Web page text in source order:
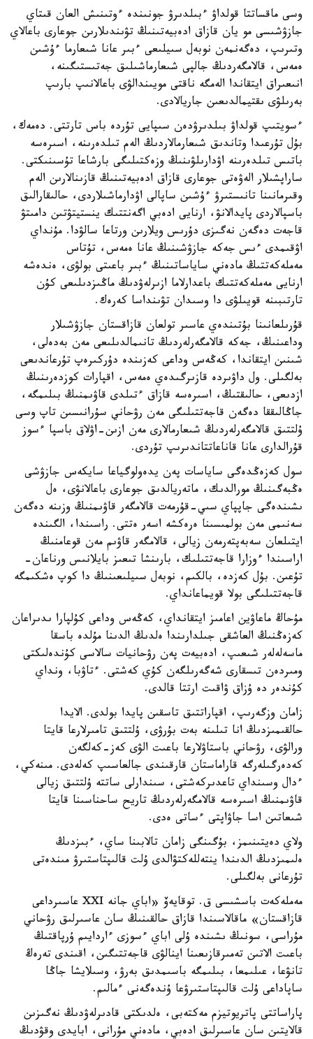
وسى ماقساتتا قولداۋ ءبىلدىرۋ جونىندە ءوتىنىش العان قىتاي
جازۋشىسى مو يان قازاق ادەبيەتىنىڭ تۋىندىلارىن جوعارى باعالاي
وتىرىپ، دەگەنمەن نوبەل سىيلىعى ءبىر عانا شىعارما ءۇشىن
ەمەس، قالامگەردىڭ جالپى شىعارماشىلىق جەتىستىگىنە،
انىعىراق ايتقاندا الەمگە ناقتى مويىندالۋى باعالانىپ بارىپ
بەرىلۋى ىقتيمالدىعىن جاريالادى.
ءسويتىپ قولداۋ بىلدىرۋدەن سىپايى تۇردە باس تارتتى. دەمەك،
بۇل تۇرعىدا وتاندىق شىعارمالاردىڭ الەم تىلدەرىنە، اسىرەسە
باتىس تىلدەرىنە اۋدارىلۋىنىڭ وزەكتىلىگى بارشاعا تۇسىنىكتى.
ساراپشىلار الەۋەتى جوعارى قازاق ادەبيەتىنىڭ قازىنالارىن الەم
وقىرمانىنا تانىستىرۋ ءۇشىن ساپالى اۋدارماشىلاردى، حالىقارالىق
باسپالاردى پايدالانۋ، ارنايى ادەبي اگەنتتىك ينستيتۋتىن دامىتۋ
قاجەت دەگەن نەگىزى دۇرىس ويلارىن ورتاعا سالۋدا. مۇنداي
اۋقىمدى ءىس جەكە جازۋشىنىڭ عانا ەمەس، تۇتاس
مەملەكەتتىڭ مادەني ساياساتىنىڭ ءبىر باعىتى بولۋى، ەندەشە
ارنايى مەملەكەتتىك باعدارلاما ازىرلەۋدىڭ ماڭىزدىلىعى كۇن
تارتىبىنە قويىلۋى دا وسىدان تۋىنداسا كەرەك.
قۇرىلعانىنا بۇتىندەي عاسىر تولعان قازاقستان جازۋشىلار
وداعىنىڭ، جەكە قالامگەرلەردىڭ تانىمالدىلىعى مەن بەدەلى،
شىنىن ايتقاندا، كەڭەس وداعى كەزىندە دۇركىرەپ تۇرعاندىعى
بەلگىلى. ول داۋىردە قازىرگىدەي ەمەس، اقپارات كوزدەرىنىڭ
ازدىعى، حالىقتىڭ، اسىرەسە قازاق ءتىلدى قاۋىمنىڭ بىلىمگە،
جاڭالىققا دەگەن قاجەتتىلىگى مەن رۋحاني سۇرانىسىن تاپ وسى
ۇلتتىق قالامگەرلەردىڭ شىعارمالارى مەن ازىن-اۋلاق باسپا ءسوز
قۇرالدارى عانا قاناعاتتاندىرىپ تۇردى.
سول كەزەڭدەگى ساياسات پەن يدەولوگياعا سايكەس جازۋشى
ەڭبەگىنىڭ مورالدىك، ماتەريالدىق جوعارى باعالانۋى، ەل
ىشىندەگى جاپپاي سىي-قۇرمەت قالامگەر قاۋىمنىڭ وزىنە دەگەن
سەنىمى مەن بولمىسىنا ەرەكشە اسەر ەتتى. راسىندا، الگىندە
ايتىلعان سەبەپتەرمەن زيالى، قالامگەر قاۋىم مەن قوعامنىڭ
اراسىندا ءوزارا قاجەتتىلىك، بارىنشا تىعىز بايلانىس ورناعان-
تۇعىن. بۇل كەزدە، بالكىم، نوبەل سىيلىعىنىڭ دا كوپ ەشكىمگە
قاجەتتىلىگى بولا قويماعانداي.
مۇحاڭ ماعاۋين اعامىز ايتقانداي، كەڭەس وداعى كۇلپارا ىدىراعان
كەزەڭنىڭ العاشقى جىلدارىندا ەلدىڭ الدىنا مۇلدە باسقا
ماسەلەلەر شىعىپ، ادەبيەت پەن رۋحانيات سالاسى كۇندەلىكتى
ومىردەن تىسقارى شەگەرىلگەن كۇي كەشتى. ءتاۋبا، ونداي
كۇندەر دە ۇزاق ۋاقىت ارتتا قالدى.
زامان وزگەرىپ، اقپاراتتىق تاسقىن پايدا بولدى. الايدا
حالقىمىزدىڭ انا تىلىنە بەت بۇرۋى، ۇلتتىق تامىرلارعا قايتا
ورالۋى، رۋحاني باستاۋلارعا باعىت الۋى كەز-كەلگەن
كەدەرگىلەرگە قاراماستان قارقىندى جالعاسىپ كەلەدى. مىنەكي،
ءدال وسىنداي تاعدىركەشتى، سىندارلى ساتتە ۇلتتىق زيالى
قاۋىمنىڭ اسىرەسە قالامگەرلەردىڭ تاريح ساحناسىنا قايتا
شىعاتىن اسا جاۋاپتى ءساتى ەدى.
ولاي دەيتىنىمز، بۇگىنگى زامان تالابىنا ساي، ءبىزدىڭ
ەلىمىزدىڭ الدىندا ينتەللەكتۋالدى ۇلت قالىپتاستىرۋ مىندەتى
تۇرعانى بەلگىلى.
مەملەكەت باسشىسى ق. توقايەۆ «اباي جانە XXI عاسىرداعى
قازاقستان» ماقالاسىندا قازاق حالقىنىڭ سان عاسىرلىق رۋحاني
مۇراسى، سونىڭ ىشىندە ۇلى اباي ءسوزى ءاردايىم ۇرپاقتىڭ
باعىت الاتىن تەمىرقازىعىنا اينالۋى قاجەتتىگىن، اقىندى تەرەڭ
تانۋعا، عىلىمعا، بىلىمگە باسىمدىق بەرۋ، وسىلايشا جاڭا
ساپاداعى ۇلت قالىپتاستىرۋعا ۇندەگەنى ءمالىم.
پاراساتتى پاتريوتيزم مەكتەبى، ەلدىكتى قادىرلەۋدىڭ نەگىزىن
قالايتىن سان عاسىرلىق ادەبي، مادەني مۇرانى، ابايدى وقۋدىڭ